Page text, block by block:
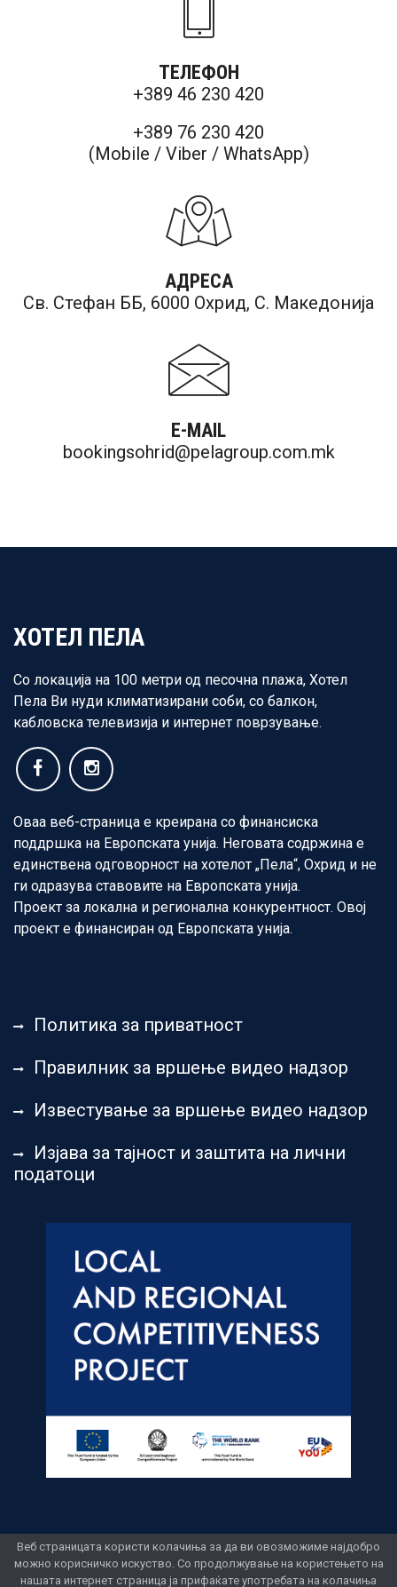
ТЕЛЕФОН
+389 46 230 420
+389 76 230 420
(Mobile / Viber / WhatsApp)
АДРЕСА
Св. Стефан ББ, 6000 Охрид, С. Македонија
E-MAIL
bookingsohrid@pelagroup.com.mk
ХОТЕЛ ПЕЛА
Со локација на 100 метри од песочна плажа, Хотел
Пела Ви нуди климатизирани соби, со балкон,
кабловска телевизија и интернет поврзување.
Оваа веб-страница е креирана со финансиска
поддршка на Европската унија. Неговата содржина е
единствена одговорност на хотелот „Пела“, Охрид и не
ги одразува ставовите на Европската унија.
Проект за локална и регионална конкурентност. Овој
проект е финансиран од Европската унија.
Политика за приватност
Правилник за вршење видео надзор
Известување за вршење видео надзор
Изјава за тајност и заштита на лични
податоци
Веб страницата користи колачиња за да ви овозможиме најдобро
можно корисничко искуство. Со продолжување на користењето на
нашата интернет страница ја прифаќате употребата на колачиња